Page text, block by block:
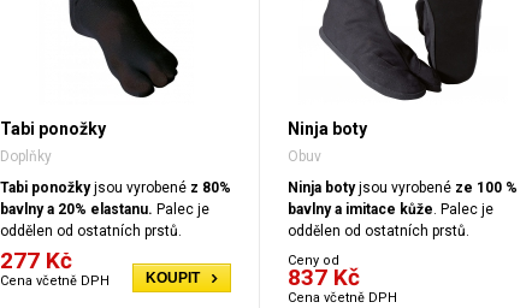
Tabi ponožky
Doplňky
Tabi ponožkyjsou vyrobené z 80%
bavlny a 20% elastanu. Palec je
oddělen od ostatních prstů.
KOUPIT
277 Kč
Cena včetně DPH
Ninja boty
Obuv
Ninja botyjsou vyrobené ze 100 %
bavlny a imitace kůže . Palec je
oddělen od ostatních prstů.
Ceny od
837 Kč
Cena včetně DPH